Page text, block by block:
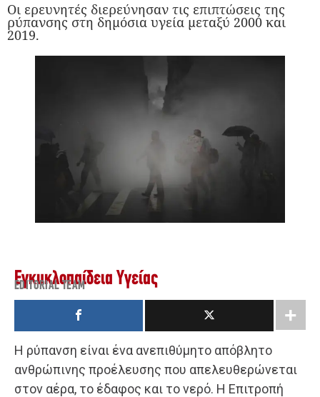
Οι ερευνητές διερεύνησαν τις επιπτώσεις της
ρύπανσης στη δημόσια υγεία μεταξύ 2000 και
2019.
Εγκυκλοπαίδεια Υγείας
EDITORIAL TEAM
Η ρύπανση είναι ένα ανεπιθύμητο απόβλητο
ανθρώπινης προέλευσης που απελευθερώνεται
στον αέρα, το έδαφος και το νερό. Η Επιτροπή